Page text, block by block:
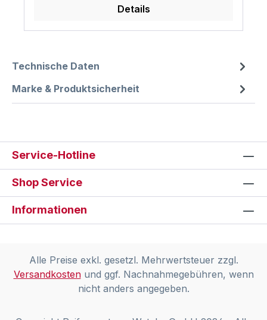
Details
Technische Daten
Marke & Produktsicherheit
Service-Hotline
Shop Service
Informationen
Alle Preise exkl. gesetzl. Mehrwertsteuer zzgl.
Versandkostenund ggf. Nachnahmegebühren, wenn
nicht anders angegeben.